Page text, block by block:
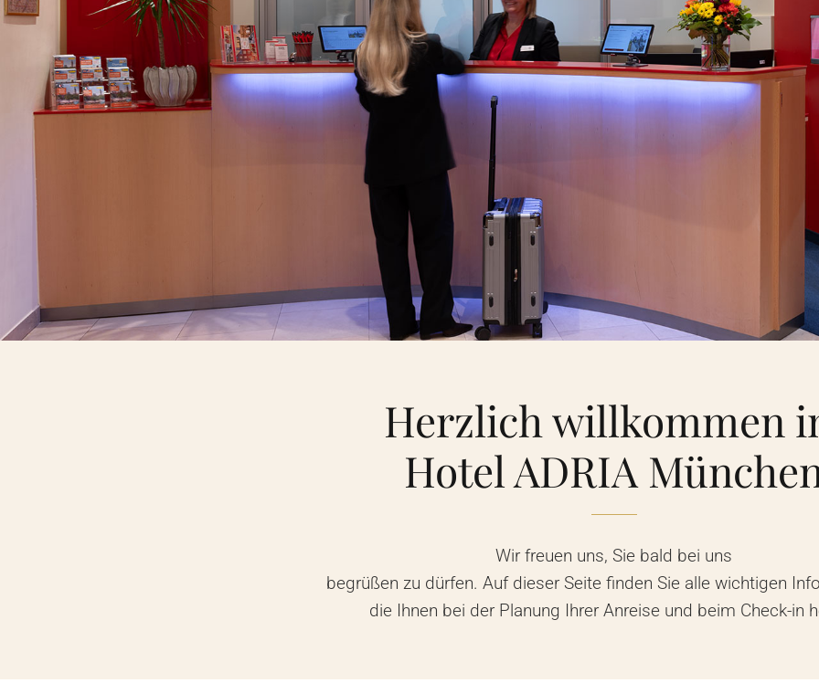
Herzlich willkommen
Hotel ADRIA
Wir freuen uns, Sie bald bei uns
begrüßen zu dürfen. Auf dieser Seite finden Sie alle wichtigen
die Ihnen bei der Planung Ihrer Anreise und beim Check-in